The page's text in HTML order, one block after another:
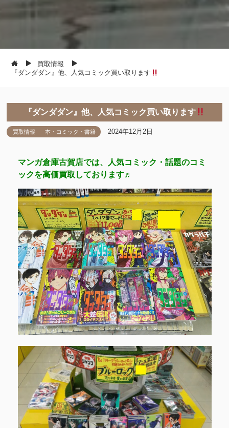
買取情報
『ダンダダン』他、人気コミック買い取ります
『ダンダダン』他、人気コミック買い取ります
買取情報 本・コミック・書籍 2024年12月2日
マンガ倉庫古賀店では、人気コミック・話題のコミ
ックを高価買取しております♬